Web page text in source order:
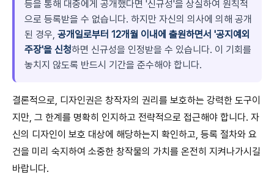
등을 통해 대중에게 공개했다면 '신규성'을 상실하여 원칙적
으로 등록받을 수 없습니다. 하지만 자신의 의사에 의해 공개
된 경우, 공개일로부터 12개월 이내에 출원하면서 '공지예외
주장'을 신청하면 신규성을 인정받을 수 있습니다. 이 기회를
놓치지 않도록 반드시 기간을 준수해야 합니다.
결론적으로, 디자인권은 창작자의 권리를 보호하는 강력한 도구이
지만, 그 한계를 명확히 인지하고 전략적으로 접근해야 합니다. 자
신의 디자인이 보호 대상에 해당하는지 확인하고, 등록 절차와 요
건을 미리 숙지하여 소중한 창작물의 가치를 온전히 지켜나가시길
바랍니다.